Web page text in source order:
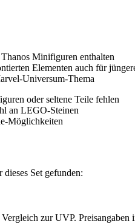
Minifiguren enthalten
Elementen auch für
Universum-Thema
oder seltene Teile fehlen
an LEGO-Steinen
Möglichkeiten
Set gefunden:
Vergleich zur UVP.